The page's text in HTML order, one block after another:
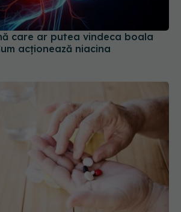
care ar putea vindeca boala
acționează niacina